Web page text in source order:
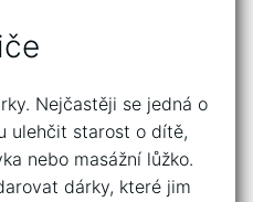
Nejčastěji se jedná o
ulehčit starost o dítě,
nebo masážní lůžko.
dárky, které jim